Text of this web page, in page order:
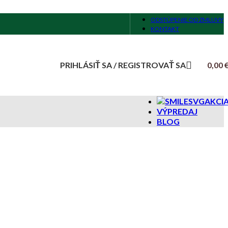
ODSTÚPENIE OD ZMLUVY
KONTAKT
PRIHLÁSIŤ SA / REGISTROVAŤ SA 0,00
VÝPREDAJ
BLOG